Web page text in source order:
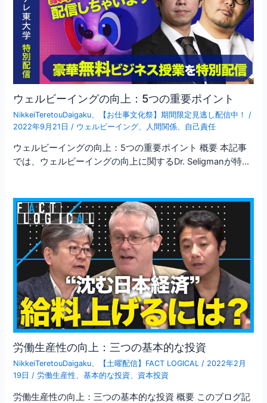
ウェルビーイングの向上：5つの重要ポイント
NikkeiTeretouDaigaku 【お仕事文化祭】期間限定見逃し配信中！
/
2022年9月21日 / ウェルビーイング 人間関係 自己責任
ウェルビーイングの向上：5つの重要ポイント 概要 本記事
では、ウェルビーイングの向上に関するDr. Seligmanが特…
労働生産性の向上：三つの基本的な投資
NikkeiTeretouDaigaku、 【土曜配信】FACT LOGICAL / 2022年2月
19日 /労働生産性、基本的な投資、 資本投資
労働生産性の向上：三つの基本的な投資 概要 このブログ記